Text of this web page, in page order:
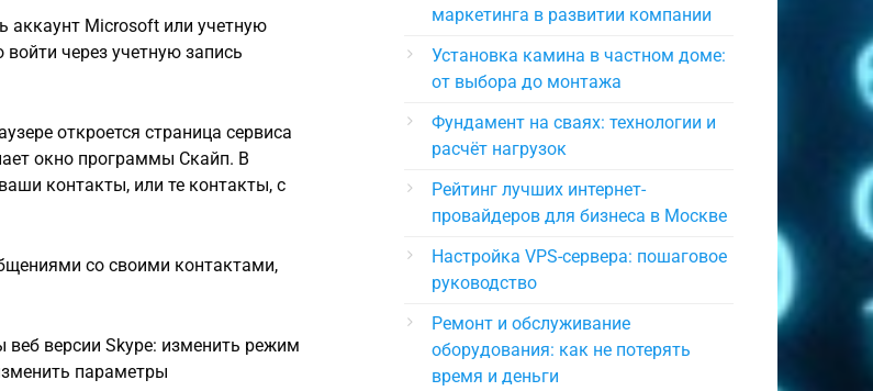
аккаунт Microsoft или учетную
через учетную запись
откроется страница сервиса
окно программы Скайп. В
контакты, или те контакты, с
со своими контактами,
версии Skype: изменить режим
параметры
маркетинга в развитии компании
Установка камина в частном доме:
от выбора до монтажа
Фундамент на сваях: технологии и
расчёт нагрузок
Рейтинг лучших интернет-
провайдеров для бизнеса в Москве
Настройка VPS-сервера: пошаговое
руководство
Ремонт и обслуживание
оборудования: как не потерять
время и деньги